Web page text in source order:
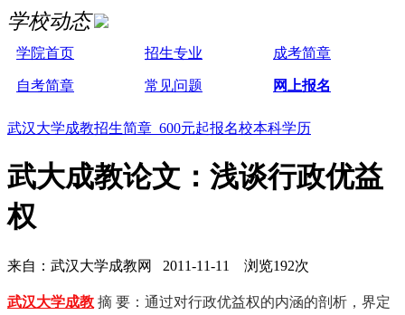
学校动态
学院首页 招生专业 成考简章
自考简章 常见问题 网上报名
武汉大学成教招生简章 600元起报名校本科学历
武大成教论文：浅谈行政优益
权
来自：武汉大学成教网 2011-11-11 浏览192次
武汉大学成教 摘 要：通过对行政优益权的内涵的剖析，界定